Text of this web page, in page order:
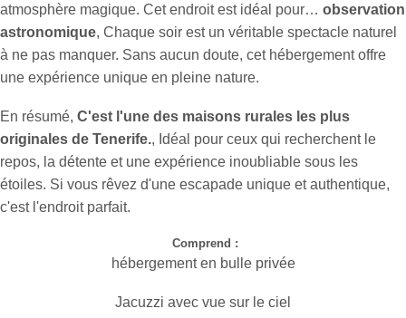
atmosphère magique. Cet endroit est idéal pour… observation
astronomique, Chaque soir est un véritable spectacle naturel
à ne pas manquer. Sans aucun doute, cet hébergement offre
une expérience unique en pleine nature.
En résumé, C'est l'une des maisons rurales les plus
originales de Tenerife., Idéal pour ceux qui recherchent le
repos, la détente et une expérience inoubliable sous les
étoiles. Si vous rêvez d'une escapade unique et authentique,
c'est l'endroit parfait.
Comprend :
hébergement en bulle privée
Jacuzzi avec vue sur le ciel